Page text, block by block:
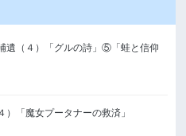
遺（４）「グルの詩」⑤「蛙と信仰
）「魔女プータナーの救済」